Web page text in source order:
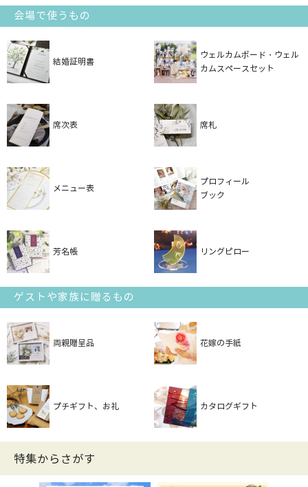
会場で使うもの
結婚証明書
ウェルカムボード・ウェル
カムスペースセット
席次表 席札
メニュー表
プロフィール
ブック
芳名帳 リングピロー
ゲストや家族に贈るもの
両親贈呈品 花嫁の手紙
プチギフト、お礼 カタログギフト
特集からさがす